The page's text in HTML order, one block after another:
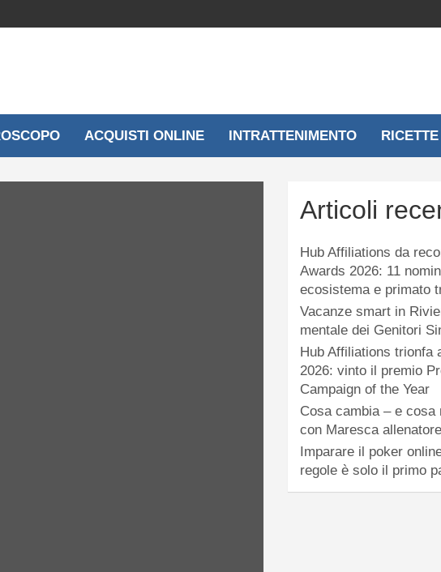
ACQUISTI ONLINE INTRATTENIMENTO RICETTE
Articoli
Hub Affiliations da
Awards 2026: 11
ecosistema e primato
Vacanze smart in
mentale dei Genitori
Hub Affiliations trionfa
2026: vinto il premio
Campaign of the Year
Cosa cambia – e
con Maresca allenatore
Imparare il poker
regole è solo il primo